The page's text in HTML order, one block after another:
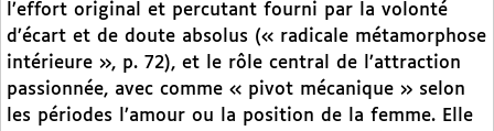
l’effort original et percutant fourni par la volonté
d’écart et de doute absolus (« radicale métamorphose
intérieure », p. 72), et le rôle central de l’attraction
passionnée, avec comme « pivot mécanique » selon
les périodes l’amour ou la position de la femme. Elle